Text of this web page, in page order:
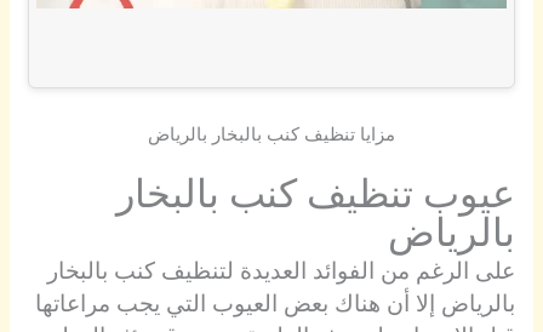
مزايا تنظيف كنب بالبخار بالرياض
عيوب تنظيف كنب بالبخار
بالرياض
على الرغم من الفوائد العديدة لتنظيف كنب بالبخار
بالرياض إلا أن هناك بعض العيوب التي يجب مراعاتها